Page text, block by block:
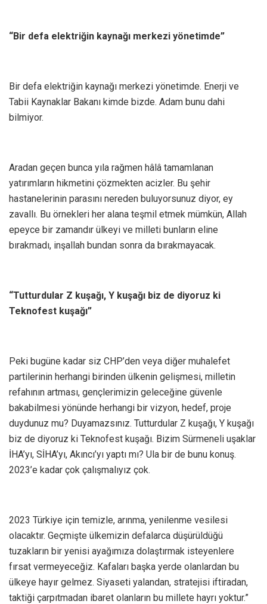
“Bir defa elektriğin kaynağı merkezi yönetimde”
Bir defa elektriğin kaynağı merkezi yönetimde. Enerji ve
Tabii Kaynaklar Bakanı kimde bizde. Adam bunu dahi
bilmiyor.
Aradan geçen bunca yıla rağmen hâlâ tamamlanan
yatırımların hikmetini çözmekten acizler. Bu şehir
hastanelerinin parasını nereden buluyorsunuz diyor, ey
zavallı. Bu örnekleri her alana teşmil etmek mümkün, Allah
epeyce bir zamandır ülkeyi ve milleti bunların eline
bırakmadı, inşallah bundan sonra da bırakmayacak.
“Tutturdular Z kuşağı, Y kuşağı biz de diyoruz ki
Teknofest kuşağı”
Peki bugüne kadar siz CHP’den veya diğer muhalefet
partilerinin herhangi birinden ülkenin gelişmesi, milletin
refahının artması, gençlerimizin geleceğine güvenle
bakabilmesi yönünde herhangi bir vizyon, hedef, proje
duydunuz mu? Duyamazsınız. Tutturdular Z kuşağı, Y kuşağı
biz de diyoruz ki Teknofest kuşağı. Bizim Sürmeneli uşaklar
İHA’yı, SİHA’yı, Akıncı’yı yaptı mı? Ula bir de bunu konuş.
2023’e kadar çok çalışmalıyız çok.
2023 Türkiye için temizle, arınma, yenilenme vesilesi
olacaktır. Geçmişte ülkemizin defalarca düşürüldüğü
tuzakların bir yenisi ayağımıza dolaştırmak isteyenlere
fırsat vermeyeceğiz. Kafaları başka yerde olanlardan bu
ülkeye hayır gelmez. Siyaseti yalandan, stratejisi iftiradan,
taktiği çarpıtmadan ibaret olanların bu millete hayrı yoktur.”